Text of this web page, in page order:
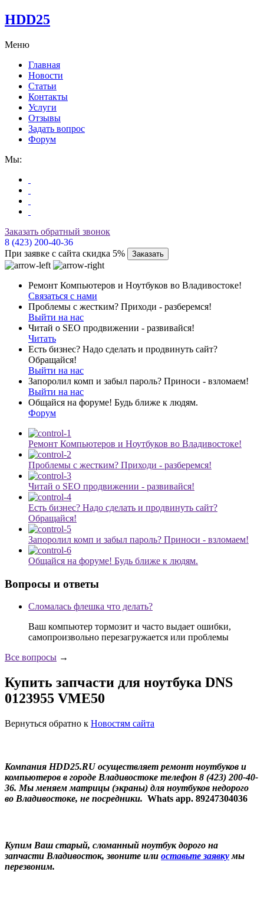
HDD25
Меню
Главная
Новости
Статьи
Контакты
Услуги
Отзывы
Задать вопрос
Форум
Мы:
Заказать обратный звонок
8 (423) 200-40-36
При заявке с сайта скидка 5%
Заказать
Ремонт Компьютеров и Ноутбуков во Владивостоке!
Связаться с нами
Проблемы с жестким? Приходи - разберемся!
Выйти на нас
Читай о SEO продвижении - развивайся!
Читать
Есть бизнес? Надо сделать и продвинуть сайт?
Обращайся!
Выйти на нас
Запоролил комп и забыл пароль? Приноси - взломаем!
Выйти на нас
Общайся на форуме! Будь ближе к людям.
Форум
Ремонт Компьютеров и Ноутбуков во Владивостоке!
Проблемы с жестким? Приходи - разберемся!
Читай о SEO продвижении - развивайся!
Есть бизнес? Надо сделать и продвинуть сайт?
Обращайся!
Запоролил комп и забыл пароль? Приноси - взломаем!
Общайся на форуме! Будь ближе к людям.
Вопросы и ответы
Сломалась флешка что делать?
Ваш компьютер тормозит и часто выдает ошибки,
самопроизвольно перезагружается или проблемы
Все вопросы →
Купить запчасти для ноутбука DNS
0123955 VME50
Вернуться обратно к Новостям сайта
Компания HDD25.RU осуществляет ремонт ноутбуков и
компьютеров в городе Владивостоке телефон 8 (423) 200-40-
36. Мы меняем матрицы (экраны) для ноутбуков недорого
во Владивостоке, не посредники. Whats app. 89247304036
Купим Ваш старый, сломанный ноутбук дорого на
запчасти Владивосток, звоните или оставьте заявкумы
перезвоним.